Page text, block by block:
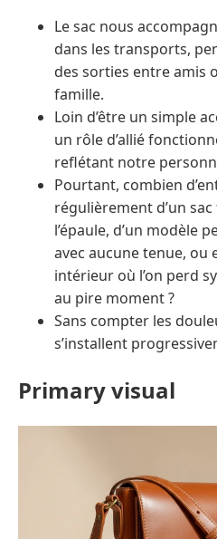
Le sac nous
dans les transports,
des sorties entre amis
famille.
Loin d’être un simple
un rôle d’allié
reflétant notre
Pourtant, combien
régulièrement d’un
l’épaule, d’un modèle
avec aucune tenue, ou
intérieur où l’on perd
au pire moment ?
Sans compter les
s’installent
Primary visual